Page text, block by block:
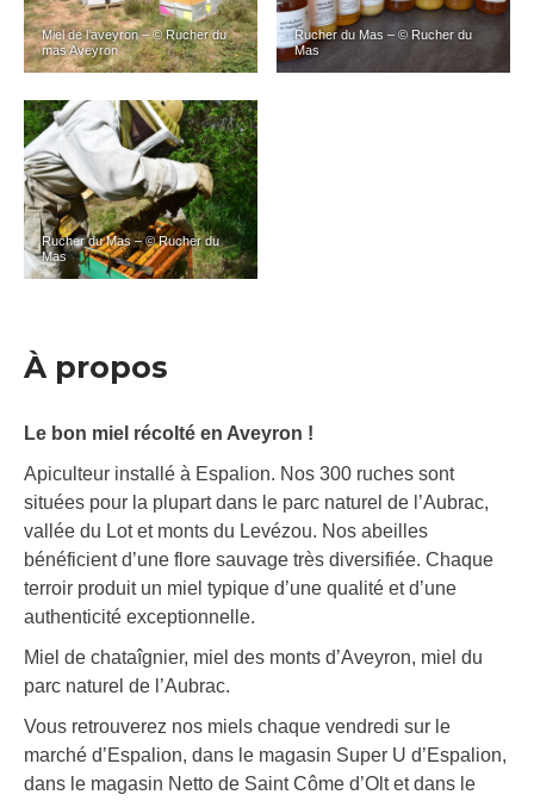
Miel de l’aveyron – © Rucher du
mas Aveyron
Rucher du Mas – © Rucher du
Mas
Rucher du Mas – © Rucher du
Mas
À propos
Le bon miel récolté en Aveyron !
Apiculteur installé à Espalion. Nos 300 ruches sont
situées pour la plupart dans le parc naturel de l’Aubrac,
vallée du Lot et monts du Levézou. Nos abeilles
bénéficient d’une flore sauvage très diversifiée. Chaque
terroir produit un miel typique d’une qualité et d’une
authenticité exceptionnelle.
Miel de chataîgnier, miel des monts d’Aveyron, miel du
parc naturel de l’Aubrac.
Vous retrouverez nos miels chaque vendredi sur le
marché d’Espalion, dans le magasin Super U d’Espalion,
dans le magasin Netto de Saint Côme d’Olt et dans le